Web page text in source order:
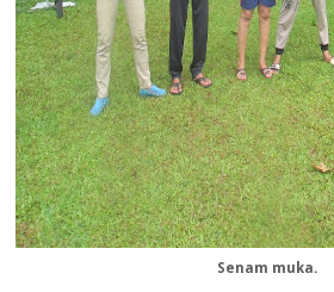
Senam muka.